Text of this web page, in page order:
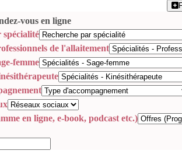
vous en ligne
spécialité
de l'allaitement
femme
en ligne, e-book, podcast etc.)